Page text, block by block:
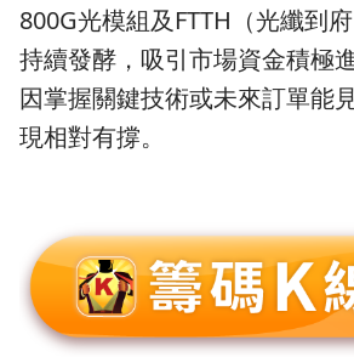
800G光模組及FTTH（光纖到
持續發酵，吸引市場資金積極
因掌握關鍵技術或未來訂單能
現相對有撐。